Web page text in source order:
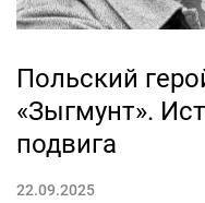
Польский
«Зыгмунт».
подвига
22.09.2025